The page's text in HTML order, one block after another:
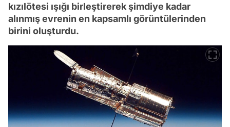
kızılötesi ışığı birleştirerek şimdiye kadar
alınmış evrenin en kapsamlı görüntülerinden
birini oluşturdu.